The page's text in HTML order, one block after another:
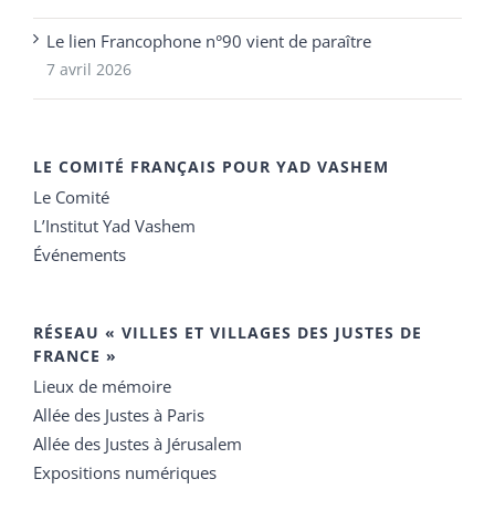
Le lien Francophone n°90 vient de paraître
7 avril 2026
LE COMITÉ FRANÇAIS POUR YAD VASHEM
Le Comité
L’Institut Yad Vashem
Événements
RÉSEAU « VILLES ET VILLAGES DES JUSTES DE
FRANCE »
Lieux de mémoire
Allée des Justes à Paris
Allée des Justes à Jérusalem
Expositions numériques